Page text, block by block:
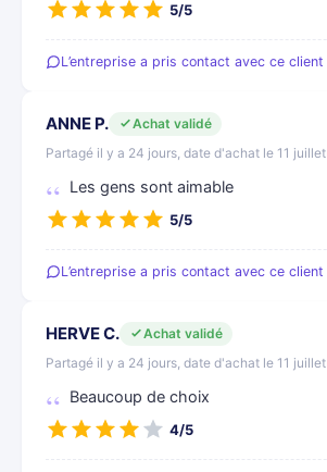
5/5
L’entreprise a pris contact avec ce client
ANNE P.
Achat validé
Partagé il y a 24 jours, date d'achat le 11 juillet
Les gens sont aimable
5/5
L’entreprise a pris contact avec ce client
HERVE C.
Achat validé
Partagé il y a 24 jours, date d'achat le 11 juillet
Beaucoup de choix
4/5